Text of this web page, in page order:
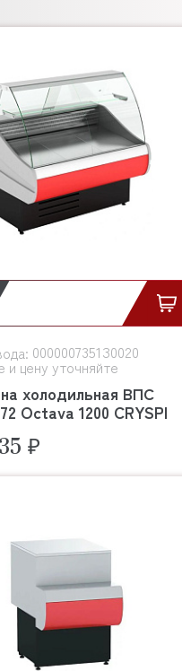
0000007351З0020
и цену уточняйте
холодильная ВПС
Octava 1200 CRYSPI
₽